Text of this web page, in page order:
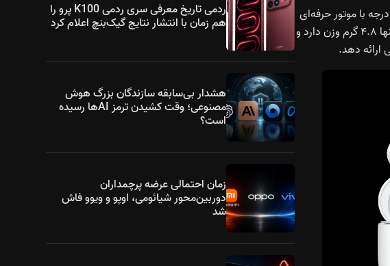
این ایربادها برای کاربری روان در بازی‌ها و تماشای ویدیو، تاخیر ۴۲ میلی‌ثانیه‌ای ارائه می‌دهند و از صدای فضایی ۳۶۰ درجه با موتور حرفه‌ای
میدان صوتی بهره می‌برند که چهار حالت صوتی متفاوت را برای تجربه‌ای فراگیر در اختیار کاربر قرار می‌دهد. هر ایرباد تنها ۴.۸ گرم وزن دارد و
ردمی تاریخ معرفی سری ردمی K100 پرو را
هم زمان با انتشار نتایج گیک‌بنچ اعلام کرد
هشدار بی‌سابقه سازندگان بزرگ هوش
مصنوعی؛ وقت کشیدن ترمز AIها رسیده
است؟
زمان احتمالی عرضه پرچمداران
دوربین‌محور شیائومی، اوپو و ویوو فاش
شد